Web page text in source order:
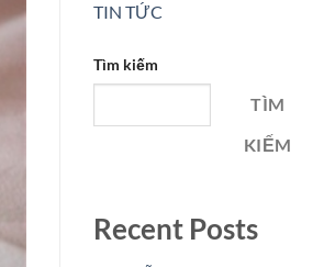
TIN TỨC
Tìm kiếm
TÌM
KIẾM
Recent Posts